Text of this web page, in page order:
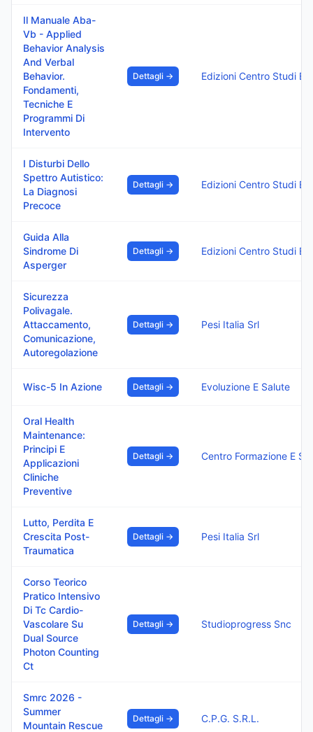
Il Manuale Aba-
Vb - Applied
Behavior Analysis
And Verbal
Behavior.
Fondamenti,
Tecniche E
Programmi Di
Intervento
Dettagli →
I Disturbi Dello
Spettro Autistico:
La Diagnosi
Precoce
Dettagli →
Guida Alla
Sindrome Di
Asperger
Dettagli →
Sicurezza
Polivagale.
Attaccamento,
Comunicazione,
Autoregolazione
Dettagli → Pesi Italia Srl
Wisc-5 In Azione Dettagli → Evoluzione E Salute
Oral Health
Maintenance:
Principi E
Applicazioni
Cliniche
Preventive
Dettagli →
Lutto, Perdita E
Crescita Post-
Traumatica
Dettagli → Pesi Italia Srl
Corso Teorico
Pratico Intensivo
Di Tc Cardio-
Vascolare Su
Dual Source
Photon Counting
Ct
Dettagli → Studioprogress Snc
Smrc 2026 -
Summer
Mountain Rescue
Dettagli → C.P.G. S.R.L.